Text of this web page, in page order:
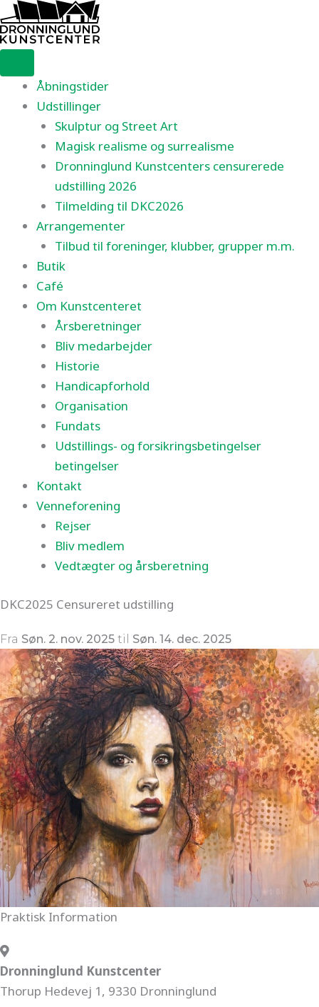
Gå
til
indholdet
Åbningstider
Udstillinger
Skulptur og Street Art
Magisk realisme og surrealisme
Dronninglund Kunstcenters censurerede
udstilling 2026
Tilmelding til DKC2026
Arrangementer
Tilbud til foreninger, klubber, grupper m.m.
Butik
Café
Om Kunstcenteret
Årsberetninger
Bliv medarbejder
Historie
Handicapforhold
Organisation
Fundats
Udstillings- og forsikringsbetingelser
betingelser
Kontakt
Venneforening
Rejser
Bliv medlem
Vedtægter og årsberetning
DKC2025 Censureret udstilling
Fra Søn. 2. nov. 2025 til Søn. 14. dec. 2025
Praktisk Information
Dronninglund Kunstcenter
Thorup Hedevej 1, 9330 Dronninglund